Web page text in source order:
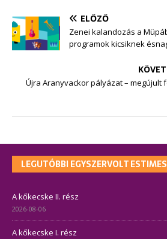
ELŐZŐ
Zenei kalandozás a
programok kicsiknek
Újra Aranyvackor pályázat – megújult
LEGUTÓBBI EGYSZERVOLT
A kőkecske II. rész
2026-08-06
A kőkecske I. rész